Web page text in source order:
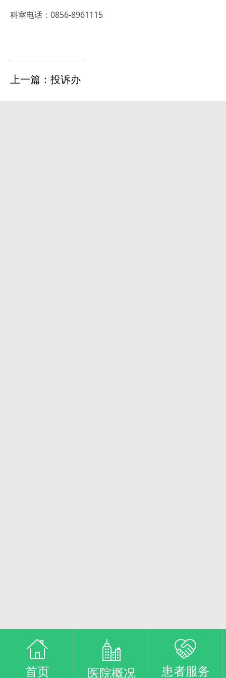
科室电话：0856-8961115
上一篇：投诉办
首页 医院概况 患者服务